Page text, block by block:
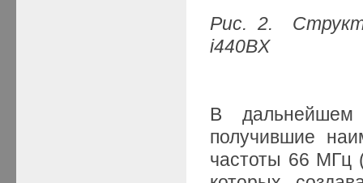
Рис. 2.
i440BX
В
получившие
частоты 66 МГц